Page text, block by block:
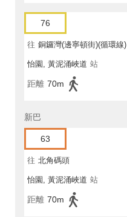
76
往 銅鑼灣(邊寧頓街)(循環線)
怡園, 黃泥涌峽道 站
距離 70m
新巴
63
往 北角碼頭
怡園, 黃泥涌峽道 站
距離 70m